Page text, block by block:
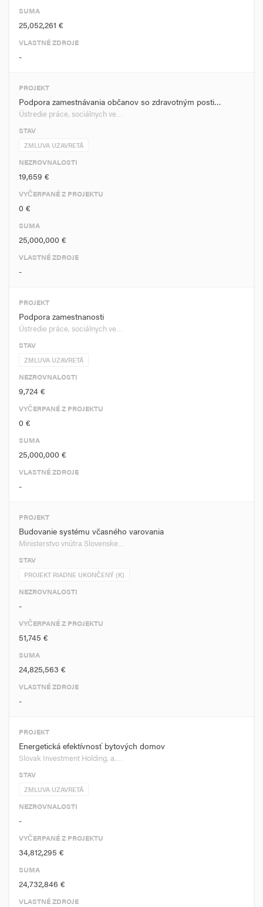
SUMA
25,052,261 €
VLASTNÉ ZDROJE
-
PROJEKT
Podpora zamestnávania občanov so zdravotným posti…
Ústredie práce, sociálnych ve…
STAV
ZMLUVA UZAVRETÁ
NEZROVNALOSTI
19,659 €
VYČERPANÉ Z PROJEKTU
0 €
SUMA
25,000,000 €
VLASTNÉ ZDROJE
-
PROJEKT
Podpora zamestnanosti
Ústredie práce, sociálnych ve…
STAV
ZMLUVA UZAVRETÁ
NEZROVNALOSTI
9,724 €
VYČERPANÉ Z PROJEKTU
0 €
SUMA
25,000,000 €
VLASTNÉ ZDROJE
-
PROJEKT
Budovanie systému včasného varovania
Ministerstvo vnútra Slovenske…
STAV
PROJEKT RIADNE UKONČENÝ (K)
NEZROVNALOSTI
-
VYČERPANÉ Z PROJEKTU
51,745 €
SUMA
24,825,563 €
VLASTNÉ ZDROJE
-
PROJEKT
Energetická efektívnosť bytových domov
Slovak Investment Holding, a.…
STAV
ZMLUVA UZAVRETÁ
NEZROVNALOSTI
-
VYČERPANÉ Z PROJEKTU
34,812,295 €
SUMA
24,732,846 €
VLASTNÉ ZDROJE